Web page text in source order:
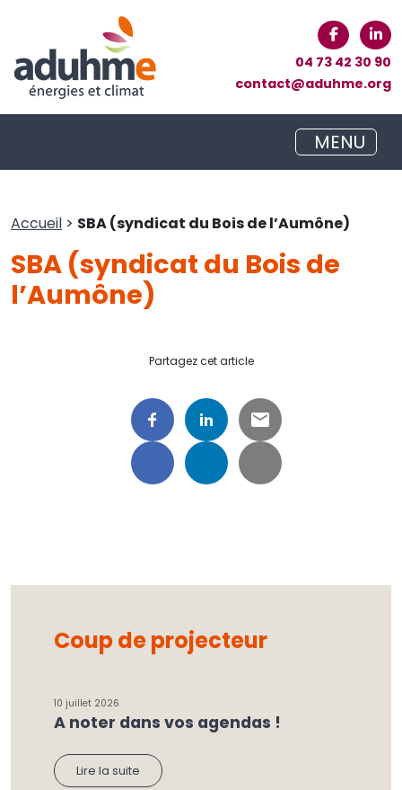
04 73 42 30 90
contact@aduhme.org
MENU
Accueil > SBA (syndicat du Bois de l’Aumône)
SBA (syndicat du Bois de
l’Aumône)
Partagez cet article
Coup de projecteur
10 juillet 2026
A noter dans vos agendas !
Lire la suite